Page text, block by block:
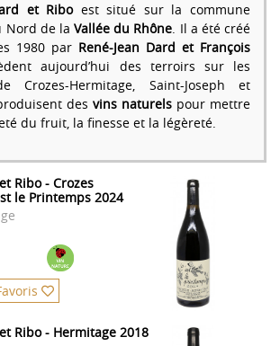
et Riboest situé sur la commune
Nord de laVallée du Rhône. Il a été créé
1980 par René-Jean Dard et François
aujourd’hui des terroirs sur les
Crozes-Hermitage, Saint-Joseph et
des vins naturels pour mettre
du fruit, la finesse et la légèreté.
Ribo - Crozes
le Printemps 2024
Ribo - Hermitage 2018